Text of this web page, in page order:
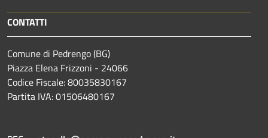
CONTATTI
Comune di Pedrengo (BG)
Piazza Elena Frizzoni - 24066
Codice Fiscale: 80035830167
Partita IVA: 01506480167